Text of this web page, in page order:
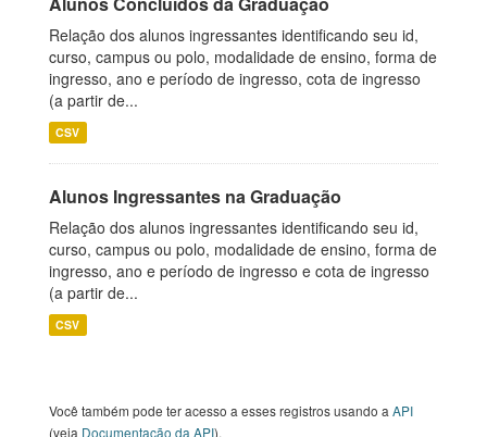
Relação dos alunos ingressantes identificando seu id,
curso, campus ou polo, modalidade de ensino, forma de
ingresso, ano e período de ingresso, cota de ingresso
(a partir de...
CSV
Alunos Ingressantes na Graduação
Relação dos alunos ingressantes identificando seu id,
curso, campus ou polo, modalidade de ensino, forma de
ingresso, ano e período de ingresso e cota de ingresso
(a partir de...
CSV
Você também pode ter acesso a esses registros usando a API
(veja Documentação da API).